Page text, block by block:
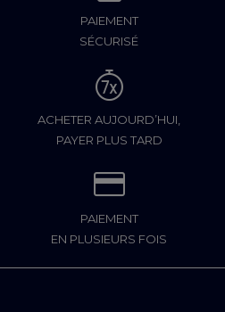
PAIEMENT
SÉCURISÉ
ACHETER AUJOURD’HUI,
PAYER PLUS TARD
PAIEMENT
EN PLUSIEURS FOIS